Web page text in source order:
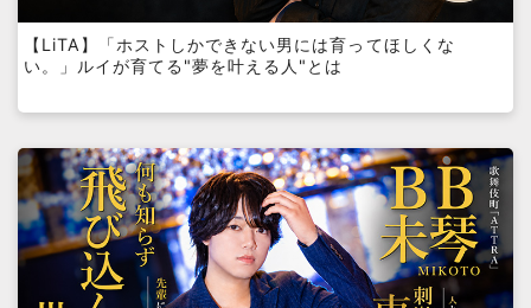
【LiTA】「ホストしかできない男には育ってほしくな
い。」ルイが育てる"夢を叶える人"とは